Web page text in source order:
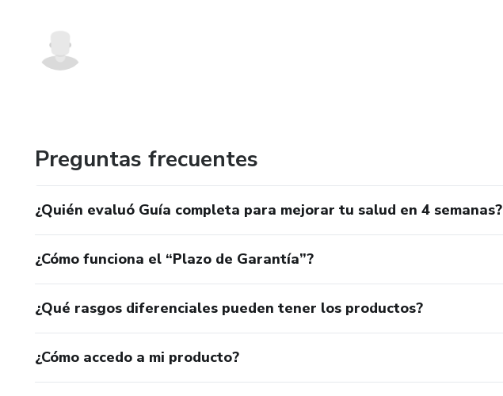
Preguntas frecuentes
¿Quién evaluó Guía completa para mejorar tu salud en 4 semanas?
¿Cómo funciona el “Plazo de Garantía”?
¿Qué rasgos diferenciales pueden tener los productos?
¿Cómo accedo a mi producto?